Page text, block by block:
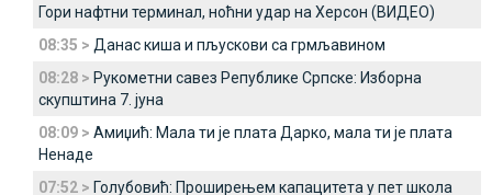
Гори нафтни терминал, ноћни удар на Херсон (ВИДЕО)
08:35 > Данас киша и пљускови са грмљавином
08:28 > Рукометни савез Републике Српске: Изборна
скупштина 7. јуна
08:09 > Амиџић: Мала ти је плата Дарко, мала ти је плата
Ненаде
07:52 > Голубовић: Проширењем капацитета у пет школа